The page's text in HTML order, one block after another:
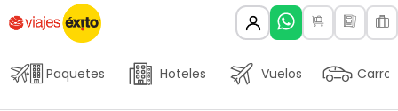
Paquetes Hoteles Vuelos Carros